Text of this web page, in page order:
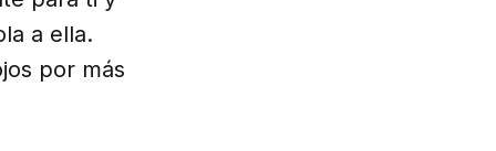
a ella.
por más